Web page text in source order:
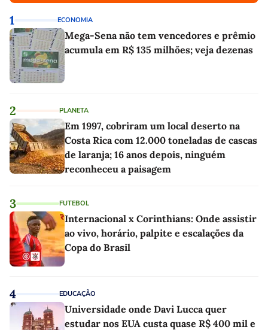
1 ECONOMIA
Mega-Sena não tem vencedores e prêmio
acumula em R$ 135 milhões; veja dezenas
2 PLANETA
Em 1997, cobriram um local deserto na
Costa Rica com 12.000 toneladas de cascas
de laranja; 16 anos depois, ninguém
reconheceu a paisagem
3 FUTEBOL
Internacional x Corinthians: Onde assistir
ao vivo, horário, palpite e escalações da
Copa do Brasil
4 EDUCAÇÃO
Universidade onde Davi Lucca quer
estudar nos EUA custa quase R$ 400 mil e